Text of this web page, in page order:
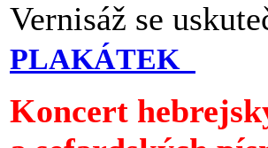
Vernisáž se
PLAKÁTEK
Koncert